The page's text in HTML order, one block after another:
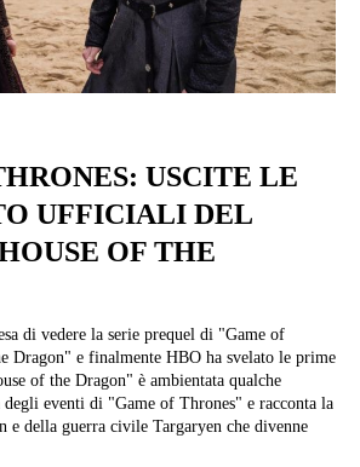
USCITE LE
UFFICIALI DEL
OF THE
di vedere la serie prequel di "Game of
Dragon" e finalmente HBO ha svelato le prime
of the Dragon" è ambientata qualche
eventi di "Game of Thrones" e racconta la
e della guerra civile Targaryen che divenne